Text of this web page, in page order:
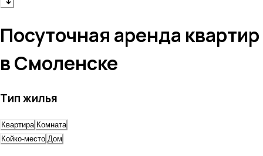
Посуточная аренда квартир
в Смоленске
Тип жилья
Квартира Комната
Койко-место Дом